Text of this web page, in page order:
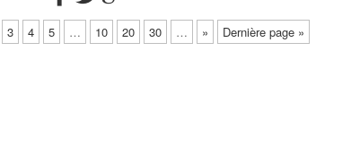
3 4 5 … 10 20 30 … » Dernière page »